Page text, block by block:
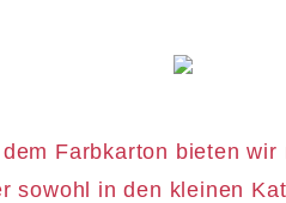
Farbkarton bieten
sowohl in den kleinen